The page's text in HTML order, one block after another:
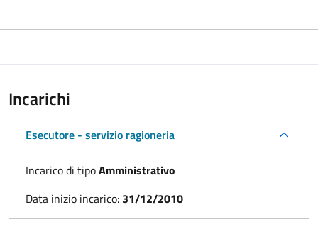
Incarichi
Esecutore - servizio ragioneria
Incarico di tipoAmministrativo
Data inizio incarico: 31/12/2010